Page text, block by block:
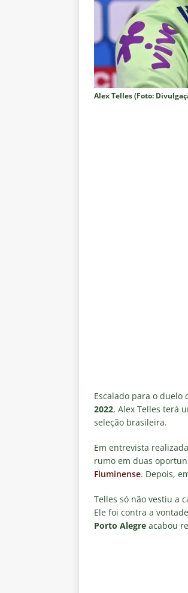
[ 6 de
[ 6 de
[ 5 de
pela
Alex Telles (Foto:
Escalado para o duelo
2022, Alex Telles terá
seleção brasileira.
Em entrevista
rumo em duas
Fluminense. Depois,
Telles só não vestiu a
Ele foi contra a
Porto Alegre acabou